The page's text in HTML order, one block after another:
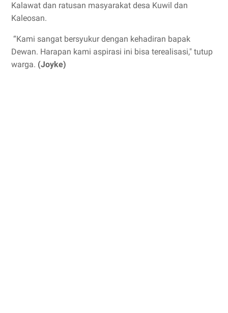
Kalawat dan ratusan masyarakat desa Kuwil dan
Kaleosan.
“Kami sangat bersyukur dengan kehadiran bapak
Dewan. Harapan kami aspirasi ini bisa terealisasi," tutup
warga. (Joyke)